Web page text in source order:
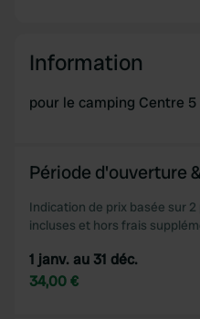
Information
pour le camping Centre 5
Période d'ouverture
Indication de prix basée sur
incluses et hors frais
1 janv. au 31 déc.
34,00 €